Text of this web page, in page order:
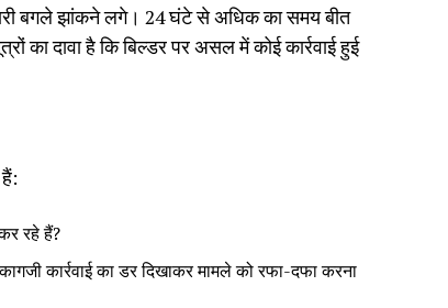
बगले झांकने लगे। 24 घंटे से अधिक का समय बीत
का दावा है कि बिल्डर पर असल में कोई कार्रवाई हुई
रहे हैं?
कार्रवाई का डर दिखाकर मामले को रफा-दफा करना